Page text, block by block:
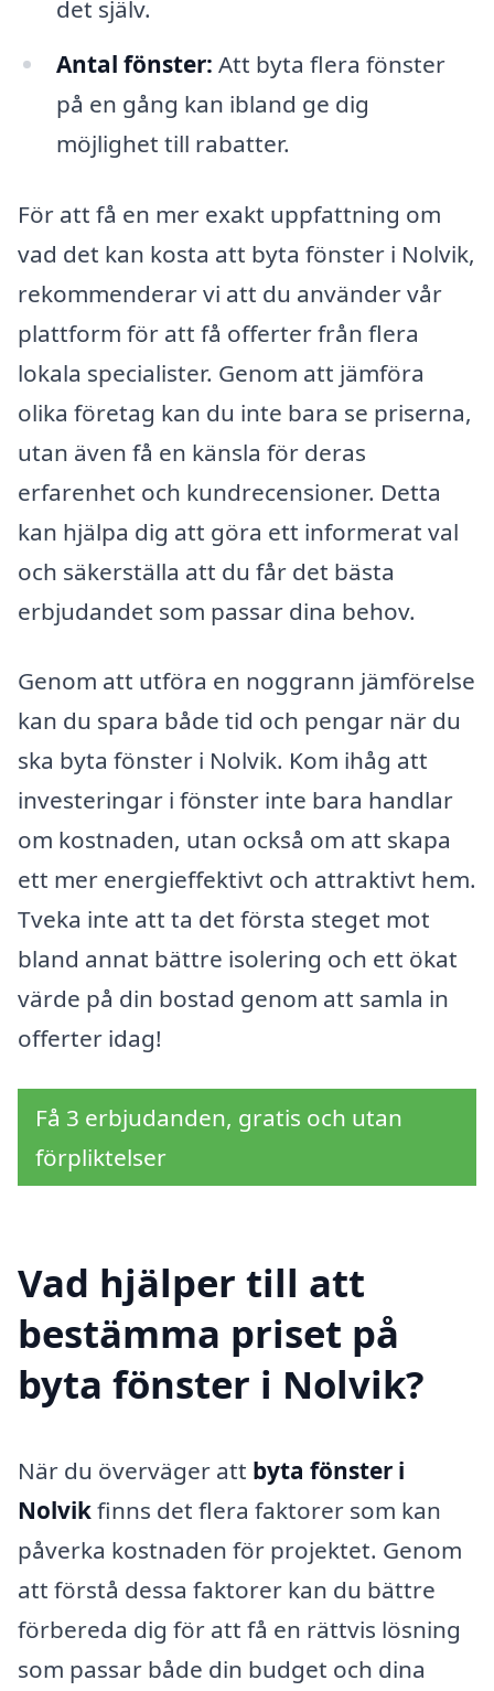
det själv.
Antal fönster: Att byta flera fönster
på en gång kan ibland ge dig
möjlighet till rabatter.
För att få en mer exakt uppfattning om
vad det kan kosta att byta fönster i Nolvik,
rekommenderar vi att du använder vår
plattform för att få offerter från flera
lokala specialister. Genom att jämföra
olika företag kan du inte bara se priserna,
utan även få en känsla för deras
erfarenhet och kundrecensioner. Detta
kan hjälpa dig att göra ett informerat val
och säkerställa att du får det bästa
erbjudandet som passar dina behov.
Genom att utföra en noggrann jämförelse
kan du spara både tid och pengar när du
ska byta fönster i Nolvik. Kom ihåg att
investeringar i fönster inte bara handlar
om kostnaden, utan också om att skapa
ett mer energieffektivt och attraktivt hem.
Tveka inte att ta det första steget mot
bland annat bättre isolering och ett ökat
värde på din bostad genom att samla in
offerter idag!
Få 3 erbjudanden, gratis och utan
förpliktelser
Vad hjälper till att
bestämma priset på
byta fönster i Nolvik?
När du överväger att byta fönster i
Nolvikfinns det flera faktorer som kan
påverka kostnaden för projektet. Genom
att förstå dessa faktorer kan du bättre
förbereda dig för att få en rättvis lösning
som passar både din budget och dina